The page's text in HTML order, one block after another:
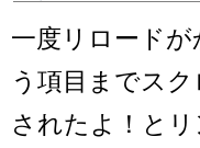
一度リロード
う項目までス
されたよ！と